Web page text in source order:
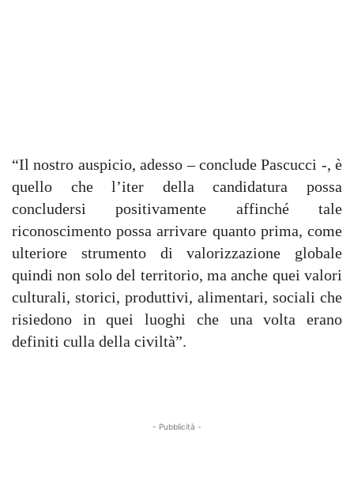
“Il nostro auspicio, adesso – conclude Pascucci -, è
quello che l’iter della candidatura possa
concludersi positivamente affinché tale
riconoscimento possa arrivare quanto prima, come
ulteriore strumento di valorizzazione globale
quindi non solo del territorio, ma anche quei valori
culturali, storici, produttivi, alimentari, sociali che
risiedono in quei luoghi che una volta erano
definiti culla della civiltà”.
- Pubblicità -